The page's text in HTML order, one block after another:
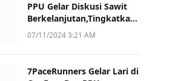
PPU Gelar Diskusi Sawit
Berkelanjutan,Tingkatkan
Daya Saing dan Kualitas
07/11/2024 3:21 AM
7PaceRunners Gelar Lari di